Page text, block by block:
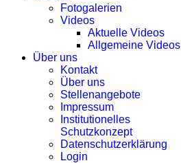
Fotogalerien
Videos
Aktuelle Videos
Allgemeine Videos
Über uns
Kontakt
Über uns
Stellenangebote
Impressum
Institutionelles
Schutzkonzept
Datenschutzerklärung
Login